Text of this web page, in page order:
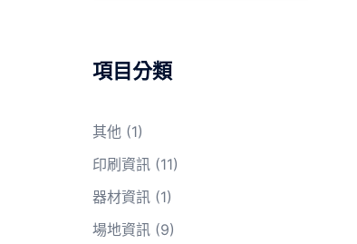
項目分類
其他 (1)
印刷資訊 (11)
器材資訊 (1)
場地資訊 (9)